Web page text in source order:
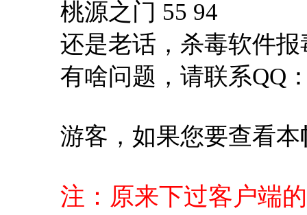
桃源之门 55 94
还是老话，杀毒软件
有啥问题，请联系QQ
游客，如果您要查看
注：原来下过客户端